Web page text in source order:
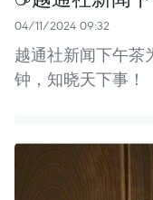
04/11/2024 09:32
越通社新闻下午茶
钟，知晓天下事！